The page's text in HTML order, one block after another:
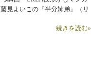
見よいこの『半分姉弟』（リ
続きを読む»